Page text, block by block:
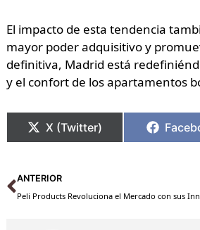
El impacto de esta tendencia
mayor poder adquisitivo y
definitiva, Madrid está
y el confort de los apartamentos
X (Twitter)
Ant
ANTERIOR
Peli Products Revoluciona el Mercado con sus